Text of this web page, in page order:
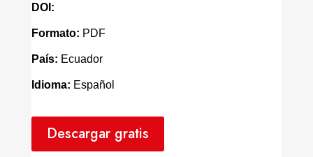
DOI:
Formato: PDF
País: Ecuador
Idioma: Español
Descargar gratis